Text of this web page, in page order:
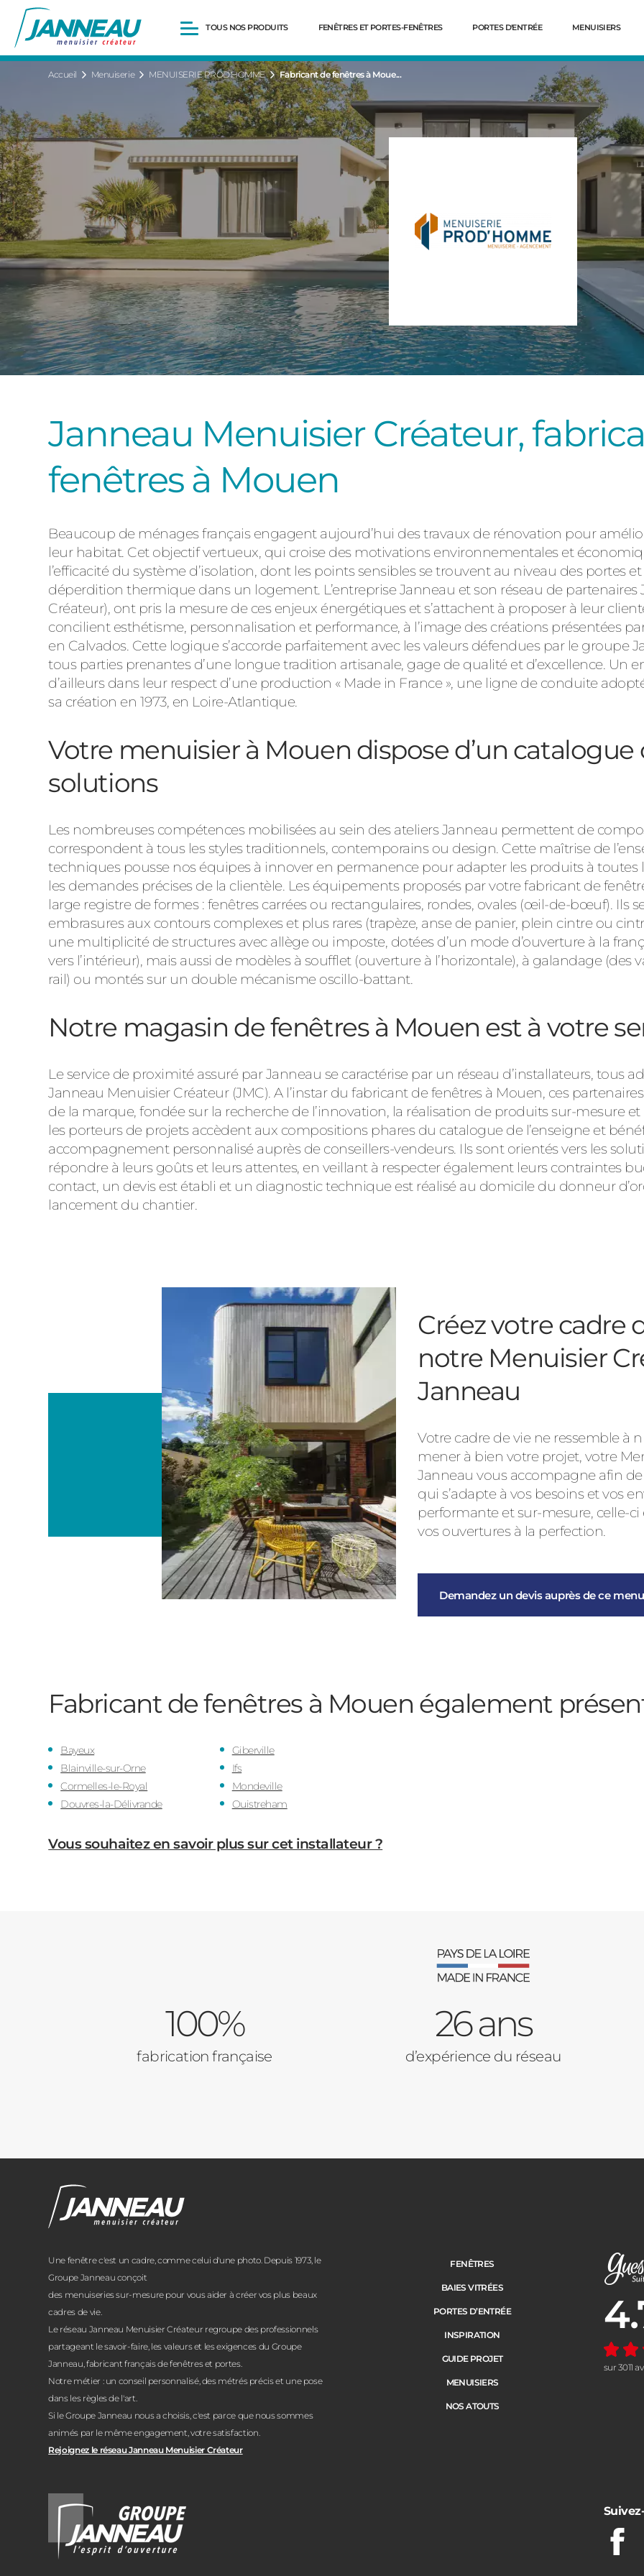
TOUS NOS PRODUITS
Portes d’entrée
Volets roulants
Portails et portillons
Carports
Clôtures
FENÊTRES ET PORTES-FENÊTRES PORTES D'ENTRÉE MENUISIERS
Accueil Menuiserie MENUISERIE PROD'HOMME Fabricant de fenêtres à Moue...
Janneau Menuisier Créateur,
fenêtres à Mouen
Beaucoup de ménages français engagent aujourd’hui des travaux de rénovation pour
leur habitat. Cet objectif vertueux, qui croise des motivations environnementales et
l’efficacité du système d’isolation, dont les points sensibles se trouvent au niveau des portes
déperdition thermique dans un logement. L’entreprise Janneau et son réseau de partenaires
Créateur), ont pris la mesure de ces enjeux énergétiques et s’attachent à proposer à leur
concilient esthétisme, personnalisation et performance, à l’image des créations présentées
en Calvados. Cette logique s’accorde parfaitement avec les valeurs défendues par le groupe
tous parties prenantes d’une longue tradition artisanale, gage de qualité et d’excellence. Un
d’ailleurs dans leur respect d’une production « Made in France », une ligne de conduite
sa création en 1973, en Loire-Atlantique.
Votre menuisier à Mouen dispose d’un
solutions
Les nombreuses compétences mobilisées au sein des ateliers Janneau permettent de
correspondent à tous les styles traditionnels, contemporains ou design. Cette maîtrise de
techniques pousse nos équipes à innover en permanence pour adapter les produits à toutes
les demandes précises de la clientèle. Les équipements proposés par votre fabricant de
large registre de formes : fenêtres carrées ou rectangulaires, rondes, ovales (œil-de-bœuf). Ils
embrasures aux contours complexes et plus rares (trapèze, anse de panier, plein cintre ou
une multiplicité de structures avec allège ou imposte, dotées d’un mode d’ouverture à la
vers l’intérieur), mais aussi de modèles à soufflet (ouverture à l’horizontale), à galandage
rail) ou montés sur un double mécanisme oscillo-battant.
Notre magasin de fenêtres à Mouen est à votre
Le service de proximité assuré par Janneau se caractérise par un réseau d’installateurs, tous
Janneau Menuisier Créateur (JMC). A l’instar du fabricant de fenêtres à Mouen, ces
de la marque, fondée sur la recherche de l’innovation, la réalisation de produits sur-mesure
les porteurs de projets accèdent aux compositions phares du catalogue de l’enseigne et
accompagnement personnalisé auprès de conseillers-vendeurs. Ils sont orientés vers les
répondre à leurs goûts et leurs attentes, en veillant à respecter également leurs contraintes
contact, un devis est établi et un diagnostic technique est réalisé au domicile du donneur
lancement du chantier.
Créez votre cadre
notre Menuisier
Janneau
Votre cadre de vie ne ressemble à
mener à bien votre projet, votre
Janneau vous accompagne afin
qui s’adapte à vos besoins et vos
performante et sur-mesure, celle-
vos ouvertures à la perfection.
Demandez un devis auprès de ce
Fabricant de fenêtres à Mouen également
Bayeux
Blainville-sur-Orne
Cormelles-le-Royal
Douvres-la-Délivrande
Giberville
Ifs
Mondeville
Ouistreham
Vous souhaitez en savoir plus sur cet installateur ?
100%
fabrication française
26 ans
d’expérience du réseau
Une fenêtre c'est un cadre, comme celui d'une photo. Depuis 1973, le
Groupe Janneau conçoit
des menuiseries sur-mesure pour vous aider à créer vos plus beaux
cadres de vie.
Le réseau Janneau Menuisier Créateur regroupe des professionnels
partageant le savoir-faire, les valeurs et les exigences du Groupe
Janneau, fabricant français de fenêtres et portes.
Notre métier : un conseil personnalisé, des métrés précis et une pose
dans les règles de l'art.
Si le Groupe Janneau nous a choisis, c'est parce que nous sommes
animés par le même engagement, votre satisfaction.
Rejoignez le réseau Janneau Menuisier Créateur
FENÊTRES
BAIES VITRÉES
PORTES D’ENTRÉE
INSPIRATION
GUIDE PROJET
MENUISIERS
NOS ATOUTS
Note
sur 3011